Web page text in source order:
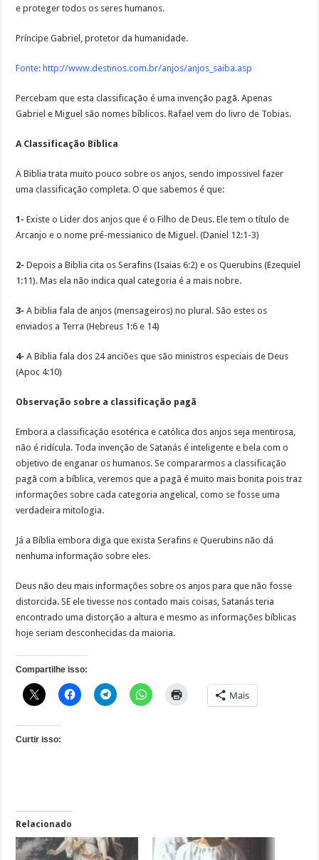
e proteger todos os seres humanos.
Príncipe Gabriel, protetor da humanidade.
Fonte: http://www.destinos.com.br/anjos/anjos_saiba.asp
Percebam que esta classificação é uma invenção pagã. Apenas
Gabriel e Miguel são nomes bíblicos. Rafael vem do livro de Tobias.
A Classificação Bíblica
A Biblia trata muito pouco sobre os anjos, sendo impossivel fazer
uma classificação completa. O que sabemos é que:
1- Existe o Lider dos anjos que é o Filho de Deus. Ele tem o título de
Arcanjo e o nome pré-messianico de Miguel. (Daniel 12:1-3)
2- Depois a Biblia cita os Serafins (Isaias 6:2) e os Querubins (Ezequiel
1:11). Mas ela não indica qual categoria é a mais nobre.
3- A biblia fala de anjos (mensageiros) no plural. São estes os
enviados a Terra (Hebreus 1:6 e 14)
4- A Biblia fala dos 24 anciões que são ministros especiais de Deus
(Apoc 4:10)
Observação sobre a classificação pagã
Embora a classificação esotérica e católica dos anjos seja mentirosa,
não é ridícula. Toda invenção de Satanás é inteligente e bela com o
objetivo de enganar os humanos. Se compararmos a classificação
pagã com a bíblica, veremos que a pagã é muito mais bonita pois traz
informações sobre cada categoria angelical, como se fosse uma
verdadeira mitologia.
Já a Bíblia embora diga que exista Serafins e Querubins não dá
nenhuma informação sobre eles.
Deus não deu mais informações sobre os anjos para que não fosse
distorcida. SE ele tivesse nos contado mais coisas, Satanás teria
encontrado uma distorção a altura e mesmo as informações bíblicas
hoje seriam desconhecidas da maioria.
Compartilhe isso:
Mais
Curtir isso:
Relacionado